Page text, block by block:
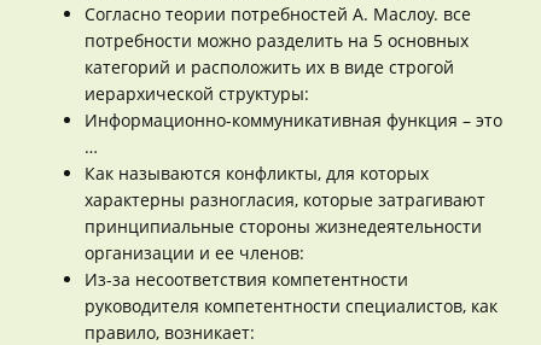
Согласно теории потребностей А. Маслоу. все
потребности можно разделить на 5 основных
категорий и расположить их в виде строгой
иерархической структуры:
Информационно-коммуникативная функция – это
…
Как называются конфликты, для которых
характерны разногласия, которые затрагивают
принципиальные стороны жизнедеятельности
организации и ее членов:
Из-за несоответствия компетентности
руководителя компетентности специалистов, как
правило, возникает: